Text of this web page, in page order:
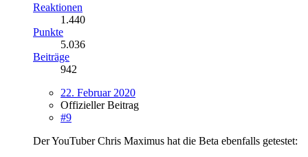
Reaktionen
1.440
Punkte
5.036
Beiträge
942
22. Februar 2020
Offizieller Beitrag
#9
Der YouTuber Chris Maximus hat die Beta ebenfalls getestet: